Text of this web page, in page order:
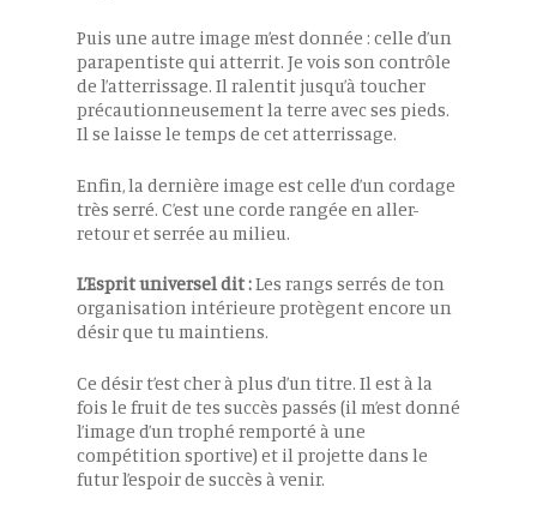
Puis une autre image m’est donnée : celle d’un
parapentiste qui atterrit. Je vois son contrôle
de l’atterrissage. Il ralentit jusqu’à toucher
précautionneusement la terre avec ses pieds.
Il se laisse le temps de cet atterrissage.
Enfin, la dernière image est celle d’un cordage
très serré. C’est une corde rangée en aller-
retour et serrée au milieu.
L’Esprit universel dit :Les rangs serrés de ton
organisation intérieure protègent encore un
désir que tu maintiens.
Ce désir t’est cher à plus d’un titre. Il est à la
fois le fruit de tes succès passés (il m’est donné
l’image d’un trophé remporté à une
compétition sportive) et il projette dans le
futur l’espoir de succès à venir.